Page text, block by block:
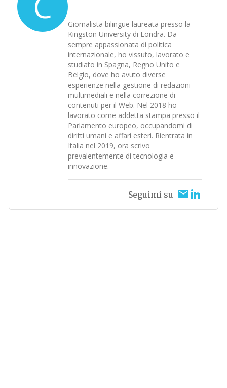
Giornalista bilingue laureata presso la
Kingston University di Londra. Da
sempre appassionata di politica
internazionale, ho vissuto, lavorato e
studiato in Spagna, Regno Unito e
Belgio, dove ho avuto diverse
esperienze nella gestione di redazioni
multimediali e nella correzione di
contenuti per il Web. Nel 2018 ho
lavorato come addetta stampa presso il
Parlamento europeo, occupandomi di
diritti umani e affari esteri. Rientrata in
Italia nel 2019, ora scrivo
prevalentemente di tecnologia e
innovazione.
Seguimi su